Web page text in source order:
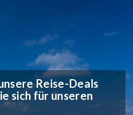
Reise-Deals
sich für unseren